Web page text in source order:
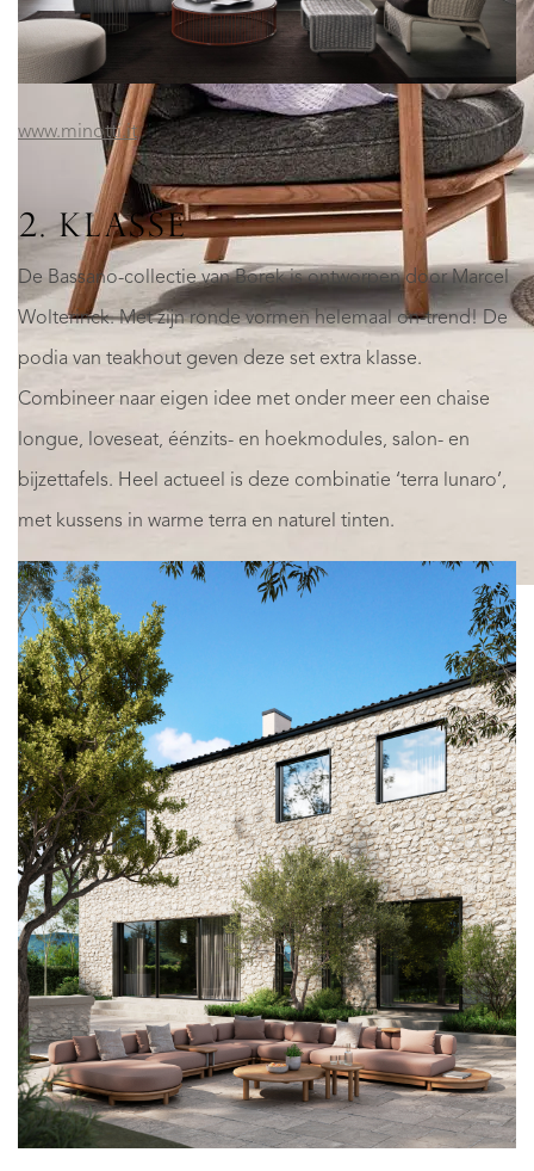
www.minotti.it
2. KLASSE
De Bassano-collectie van Borek is ontworpen door Marcel
Wolterinck. Met zijn ronde vormen helemaal on-trend! De
podia van teakhout geven deze set extra klasse.
Combineer naar eigen idee met onder meer een chaise
longue, loveseat, éénzits- en hoekmodules, salon- en
bijzettafels. Heel actueel is deze combinatie ‘terra lunaro’,
met kussens in warme terra en naturel tinten.